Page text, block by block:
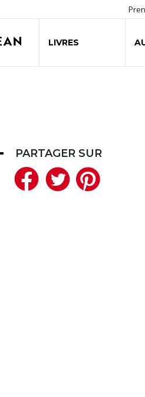
LIVRES
PARTAGER SUR
Facebook
Twitter